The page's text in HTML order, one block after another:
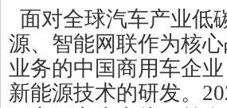
面对全球汽车产业低
源、智能网联作为核
业务的中国商用车企
新能源技术的研发。